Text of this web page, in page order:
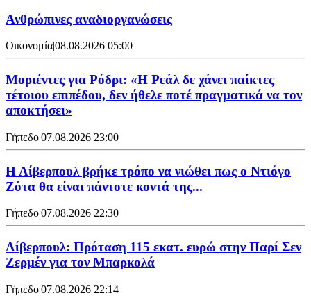
Ανθρώπινες αναδιοργανώσεις
Οικονομία|08.08.2026 05:00
Μοριέντες για Ρόδρι: «Η Ρεάλ δε χάνει παίκτες
τέτοιου επιπέδου, δεν ήθελε ποτέ πραγματικά να τον
αποκτήσει»
Γήπεδο|07.08.2026 23:00
Η Λίβερπουλ βρήκε τρόπο να νιώθει πως ο Ντιόγο
Ζότα θα είναι πάντοτε κοντά της...
Γήπεδο|07.08.2026 22:30
Λίβερπουλ: Πρόταση 115 εκατ. ευρώ στην Παρί Σεν
Ζερμέν για τον Μπαρκολά
Γήπεδο|07.08.2026 22:14